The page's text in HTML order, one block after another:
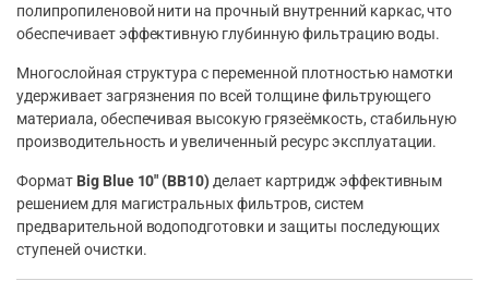
полипропиленовой нити на прочный внутренний каркас, что
обеспечивает эффективную глубинную фильтрацию воды.
Многослойная структура с переменной плотностью намотки
удерживает загрязнения по всей толщине фильтрующего
материала, обеспечивая высокую грязеёмкость, стабильную
производительность и увеличенный ресурс эксплуатации.
Формат Big Blue 10″ (BB10) делает картридж эффективным
решением для магистральных фильтров, систем
предварительной водоподготовки и защиты последующих
ступеней очистки.